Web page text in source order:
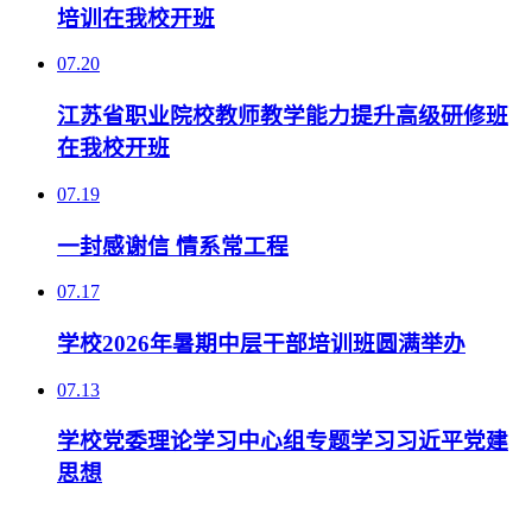
培训在我校开班
07.20
江苏省职业院校教师教学能力提升高级研修班
在我校开班
07.19
一封感谢信 情系常工程
07.17
学校2026年暑期中层干部培训班圆满举办
07.13
学校党委理论学习中心组专题学习习近平党建
思想